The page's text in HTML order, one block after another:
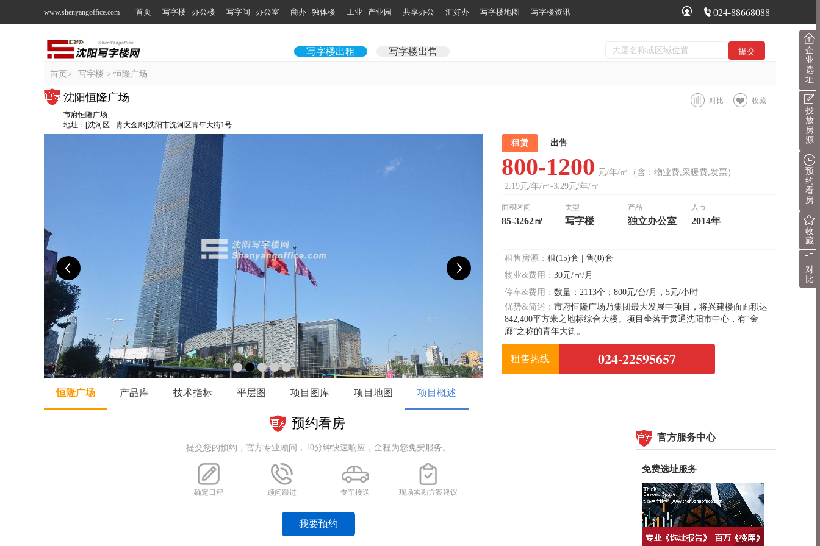
www.shenyangoffice.com 首页 写字楼 | 办公楼 写字间 | 办公室 商办 | 独体楼 工业 | 产业园 共享办公 汇好办 写字楼地图 写字楼资讯 024-88668088
写字楼出租 写字楼出售
首页 > 写字楼 > 恒隆广场
沈阳恒隆广场
市府恒隆广场
地址：[沈河区 - 青大金廊]沈阳市沈河区青年大街1号
收藏
对比
租赁 出售
800-1200 元/年/㎡（含：物业费,采暖费,发票）
2.19元/年/㎡-3.29元/年/㎡
面积区间
85-3262㎡
类型
写字楼
产品
独立办公室
入市
2014年
租售房源： 租(15)套 | 售(0)套
物业&费用： 30元/㎡/月
停车&费用： 数量：2113个；800元/台/月，5元/小时
优势&简述： 市府恒隆广场乃集团最大发展中项目，将兴建楼面面积达
842,400平方米之地标综合大楼。项目坐落于贯通沈阳市中心，有“金
廊”之称的青年大街。
租售热线 024-22595657
恒隆广场 产品库 技术指标 平层图 项目图库 项目地图 项目概述
预约看房
提交您的预约，官方专业顾问，10分钟快速响应，全程为您免费服务。
确定日程 顾问跟进 专车接送 现场实勘方案建议
我要预约
官方服务中心
免费选址服务
企
业
选
址
投
放
房
源
预
约
看
房
收
藏
对
比